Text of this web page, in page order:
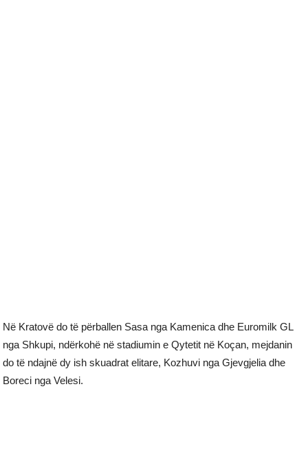
Në Kratovë do të përballen Sasa nga Kamenica dhe Euromilk GL
nga Shkupi, ndërkohë në stadiumin e Qytetit në Koçan, mejdanin
do të ndajnë dy ish skuadrat elitare, Kozhuvi nga Gjevgjelia dhe
Boreci nga Velesi.